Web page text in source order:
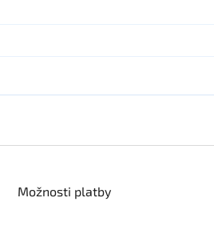
Možnosti platby